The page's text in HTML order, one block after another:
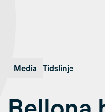
Media Tidslinje